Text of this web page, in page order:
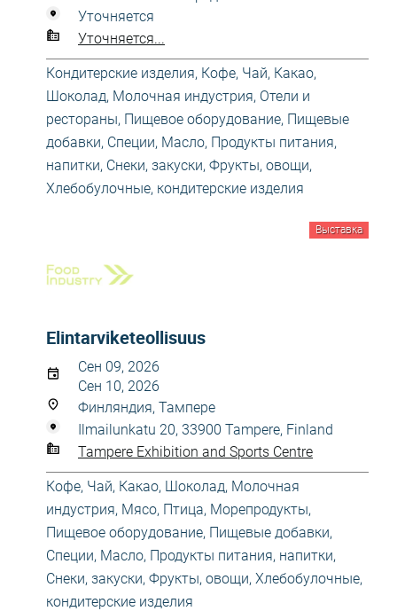
Уточняется
Уточняется...
Кондитерские изделия, Кофе, Чай, Какао,
Шоколад, Молочная индустрия, Отели и
рестораны, Пищевое оборудование, Пищевые
добавки, Специи, Масло, Продукты питания,
напитки, Снеки, закуски, Фрукты, овощи,
Хлебобулочные, кондитерские изделия
Выставка
Elintarviketeollisuus
Сен 09, 2026
Сен 10, 2026
Финляндия, Тампере
Ilmailunkatu 20, 33900 Tampere, Finland
Tampere Exhibition and Sports Centre
Кофе, Чай, Какао, Шоколад, Молочная
индустрия, Мясо, Птица, Морепродукты,
Пищевое оборудование, Пищевые добавки,
Специи, Масло, Продукты питания, напитки,
Снеки, закуски, Фрукты, овощи, Хлебобулочные,
кондитерские изделия